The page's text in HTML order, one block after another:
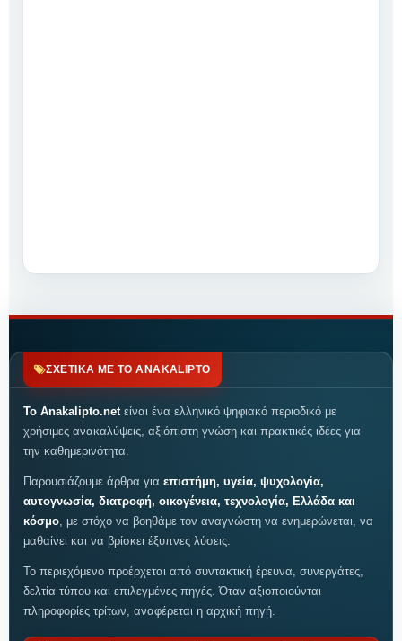
ΣΧΕΤΙΚΑ ΜΕ ΤΟ ANAKALIPTO
Το Anakalipto.netείναι ένα ελληνικό ψηφιακό περιοδικό με
χρήσιμες ανακαλύψεις, αξιόπιστη γνώση και πρακτικές ιδέες για
την καθημερινότητα.
Παρουσιάζουμε άρθρα για επιστήμη, υγεία, ψυχολογία,
αυτογνωσία, διατροφή, οικογένεια, τεχνολογία, Ελλάδα και
κόσμο, με στόχο να βοηθάμε τον αναγνώστη να ενημερώνεται, να
μαθαίνει και να βρίσκει έξυπνες λύσεις.
Το περιεχόμενο προέρχεται από συντακτική έρευνα, συνεργάτες,
δελτία τύπου και επιλεγμένες πηγές. Όταν αξιοποιούνται
πληροφορίες τρίτων, αναφέρεται η αρχική πηγή.